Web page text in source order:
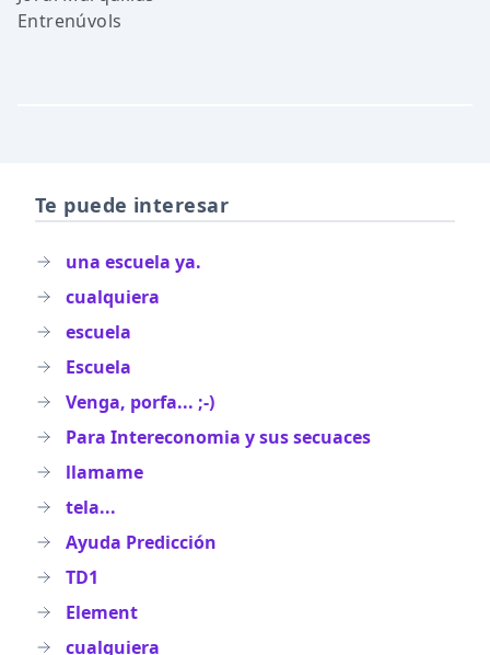
Entrenúvols
Te puede interesar
una escuela ya.
cualquiera
escuela
Escuela
Venga, porfa... ;-)
Para Intereconomia y sus secuaces
llamame
tela...
Ayuda Predicción
TD1
Element
cualquiera